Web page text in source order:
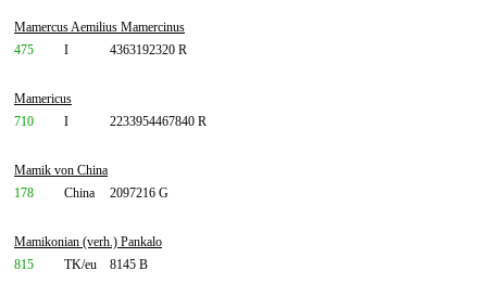
Mamercus Aemilius Mamercinus
475
I 4363192320 R
Mamericus
710
I 2233954467840 R
Mamik von China
178
China 2097216 G
Mamikonian (verh.) Pankalo
815
TK/eu 8145 B